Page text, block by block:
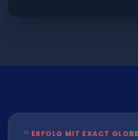
ERFOLG MIT EXACT